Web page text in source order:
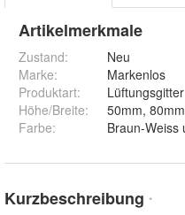
Artikelmerkmale
Zustand:
Neu
Marke:
Markenlos
Produktart:
Lüftungsgitter
Höhe/Breite:
Farbe:
Kurzbeschreibung *